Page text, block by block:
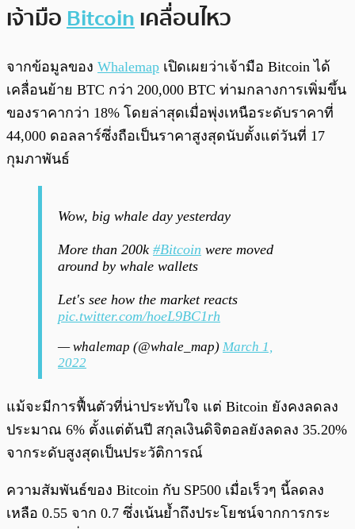
เจ้ามือBitcoinเคลื่อนไหว
จากข้อมูลของ Whalemap เปิดเผยว่าเจ้ามือ Bitcoin ได้
เคลื่อนย้าย BTC กว่า 200,000 BTC ท่ามกลางการเพิ่มขึ้น
ของราคากว่า 18% โดยล่าสุดเมื่อพุ่งเหนือระดับราคาที่
44,000 ดอลลาร์ซึ่งถือเป็นราคาสูงสุดนับตั้งแต่วันที่ 17
กุมภาพันธ์
Wow, big whale day yesterday
More than 200k #Bitcoin were moved
around by whale wallets
Let's see how the market reacts
pic.twitter.com/hoeL9BC1rh
— whalemap (@whale_map) March 1,
2022
แม้จะมีการฟื้นตัวที่น่าประทับใจ แต่ Bitcoin ยังคงลดลง
ประมาณ 6% ตั้งแต่ต้นปี สกุลเงินดิจิตอลยังลดลง 35.20%
จากระดับสูงสุดเป็นประวัติการณ์
ความสัมพันธ์ของ Bitcoin กับ SP500 เมื่อเร็วๆ นี้ลดลง
เหลือ 0.55 จาก 0.7 ซึ่งเน้นย้ำถึงประโยชน์จากการกระ